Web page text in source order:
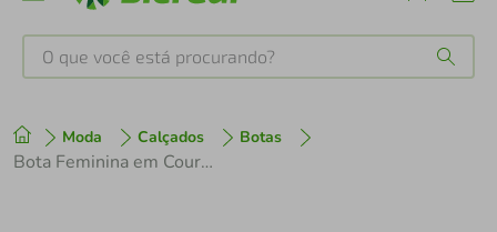
O que você está procurando?
Moda Calçados Botas
Bota Feminina em Couro Zariff 524b9609 Marrom Escuro
1º tenis